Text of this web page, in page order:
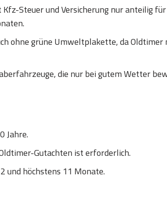
Kfz-Steuer und Versicherung nur anteilig
ohne grüne Umweltplakette, da
die nur bei gutem Wetter
Jahre.
Gutachten ist erforderlich.
und höchstens 11 Monate.